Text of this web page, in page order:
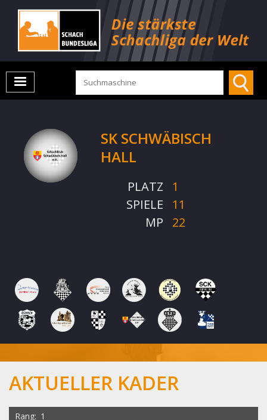
SK SCHWÄBISCH
HALL
PLATZ
1
SPIELE
11
MP
22
AKTUELLER KADER
Rang 1